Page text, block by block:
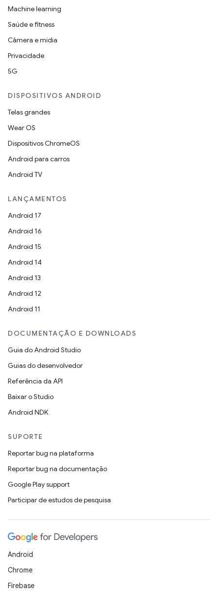
Machine learning
Saúde e fitness
Câmera e mídia
Privacidade
5G
DISPOSITIVOS ANDROID
Telas grandes
Wear OS
Dispositivos ChromeOS
Android para carros
Android TV
LANÇAMENTOS
Android 17
Android 16
Android 15
Android 14
Android 13
Android 12
Android 11
DOCUMENTAÇÃO E DOWNLOADS
Guia do Android Studio
Guias do desenvolvedor
Referência da API
Baixar o Studio
Android NDK
SUPORTE
Reportar bug na plataforma
Reportar bug na documentação
Google Play support
Participar de estudos de pesquisa
Android
Chrome
Firebase